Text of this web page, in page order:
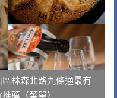
區林森北路九條通最有
薦（菜單）